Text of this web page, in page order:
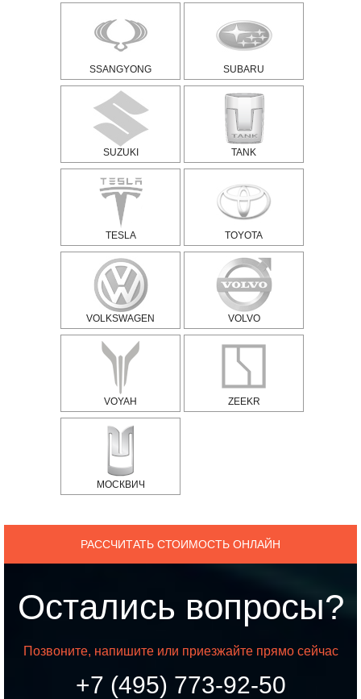
SSANGYONG SUBARU
SUZUKI TANK
TESLA TOYOTA
VOLKSWAGEN VOLVO
VOYAH ZEEKR
МОСКВИЧ
РАССЧИТАТЬ СТОИМОСТЬ ОНЛАЙН
Остались вопросы?
Позвоните, напишите или приезжайте прямо сейчас
+7 (495) 773-92-50